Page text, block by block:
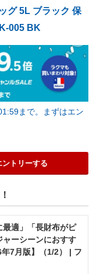
グ 5L ブラック 保
005 BK
まで。まずはエン
トリーする
最適」「長財布がピ
ーシーンにおすす
7月版】（1/2） | フ